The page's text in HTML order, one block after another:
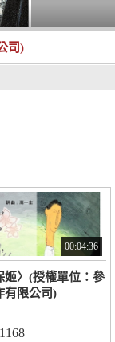
司)
00:04:36
姬〉(授權單位：參
有限公司)